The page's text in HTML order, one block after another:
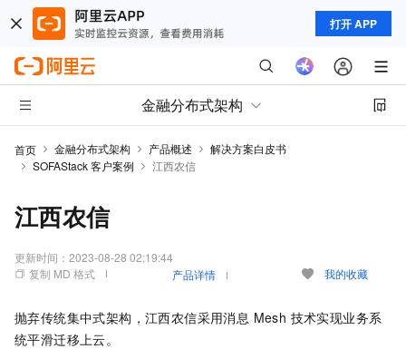
打开 APP
金融分布式架构
首页 金融分布式架构 产品概述
解决方案白皮书
SOFAStack 客户案例
江西农信
江西农信
更新时间： 2023-08-28 02:19:44
复制 MD 格式
产品详情 我的收藏
抛弃传统集中式架构，江西农信采用消息 Mesh 技术实现业务系
统平滑迁移上云。